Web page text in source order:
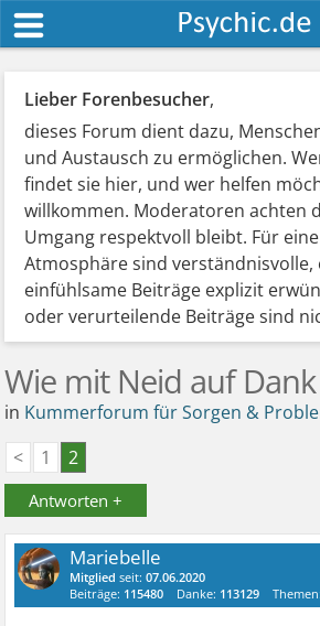
Lieber Forenbesucher,
dieses Forum dient dazu,
und Austausch zu ermöglichen.
findet sie hier, und wer helfen
willkommen. Moderatoren achten
Umgang respektvoll bleibt. Für
Atmosphäre sind
einfühlsame Beiträge explizit
oder verurteilende Beiträge sind
Wie mit Neid auf
in Kummerforum für Sorgen &
<
1 2
Antworten +
Mariebelle
Mitglied seit:07.06.2020
Beiträge: 115480 Danke: 113129 Themen: